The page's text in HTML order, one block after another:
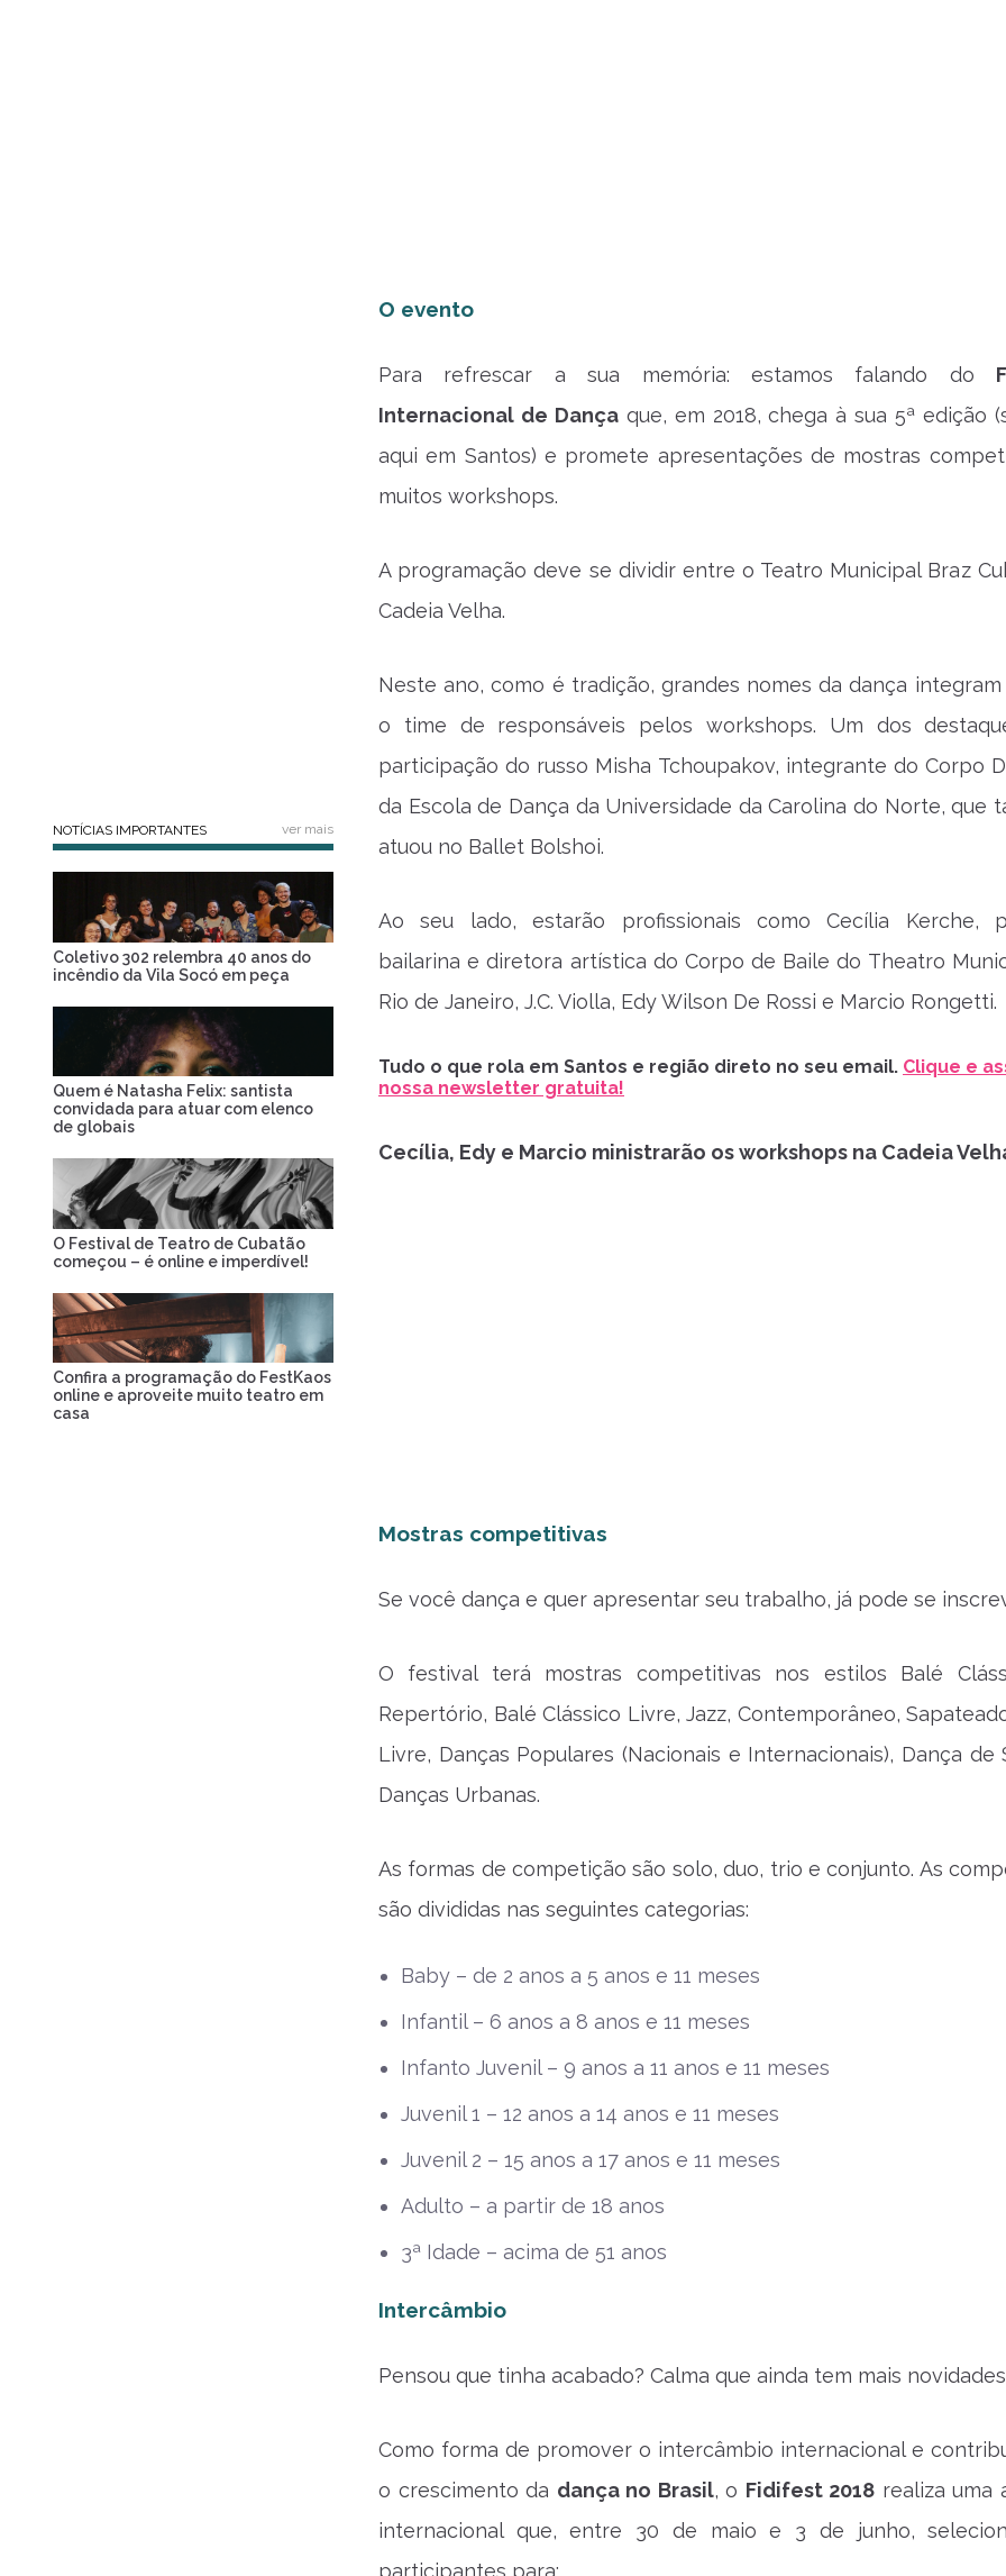
O evento
Para refrescar a sua memória: estamos falando do
Internacional de Dançaque, em 2018, chega à sua 5ª edição
aqui em Santos) e promete apresentações de mostras
muitos workshops.
A programação deve se dividir entre o Teatro Municipal Braz
Cadeia Velha.
Neste ano, como é tradição, grandes nomes da dança
o time de responsáveis pelos workshops. Um dos
participação do russo Misha Tchoupakov, integrante do Corpo
da Escola de Dança da Universidade da Carolina do Norte, que
atuou no Ballet Bolshoi.
Ao seu lado, estarão profissionais como Cecília Kerche,
bailarina e diretora artística do Corpo de Baile do Theatro
Rio de Janeiro, J.C. Violla, Edy Wilson De Rossi e Marcio Rongetti.
Tudo o que rola em Santos e região direto no seu email. Clique e
nossa newsletter gratuita!
Cecília, Edy e Marcio ministrarão os workshops na Cadeia
Mostras competitivas
Se você dança e quer apresentar seu trabalho, já pode se
O festival terá mostras competitivas nos estilos Balé
Repertório, Balé Clássico Livre, Jazz, Contemporâneo,
Livre, Danças Populares (Nacionais e Internacionais), Dança de
Danças Urbanas.
As formas de competição são solo, duo, trio e conjunto. As
são divididas nas seguintes categorias:
Baby – de 2 anos a 5 anos e 11 meses
Infantil – 6 anos a 8 anos e 11 meses
Infanto Juvenil – 9 anos a 11 anos e 11 meses
Juvenil 1 – 12 anos a 14 anos e 11 meses
Juvenil 2 – 15 anos a 17 anos e 11 meses
Adulto – a partir de 18 anos
3ª Idade – acima de 51 anos
Intercâmbio
Pensou que tinha acabado? Calma que ainda tem mais
Como forma de promover o intercâmbio internacional e
o crescimento da dança no Brasil, o Fidifest 2018 realiza uma
internacional que, entre 30 de maio e 3 de junho,
NOTÍCIAS IMPORTANTES ver mais
Coletivo 302 relembra 40 anos do
incêndio da Vila Socó em peça
Quem é Natasha Felix: santista
convidada para atuar com elenco
de globais
O Festival de Teatro de Cubatão
começou – é online e imperdível!
Confira a programação do FestKaos
online e aproveite muito teatro em
casa